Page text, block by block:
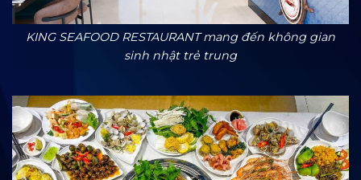
KING SEAFOOD RESTAURANT mang đến không gian
sinh nhật trẻ trung